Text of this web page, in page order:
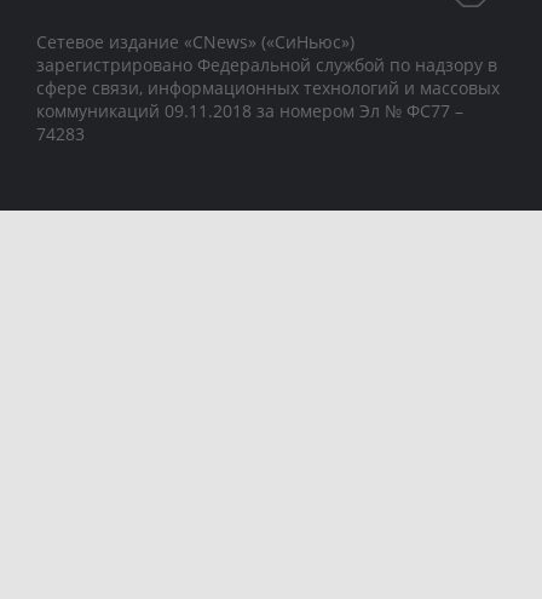
Сетевое издание «CNews» («СиНьюс»)
зарегистрировано Федеральной службой по надзору в
сфере связи, информационных технологий и массовых
коммуникаций 09.11.2018 за номером Эл № ФС77 –
74283